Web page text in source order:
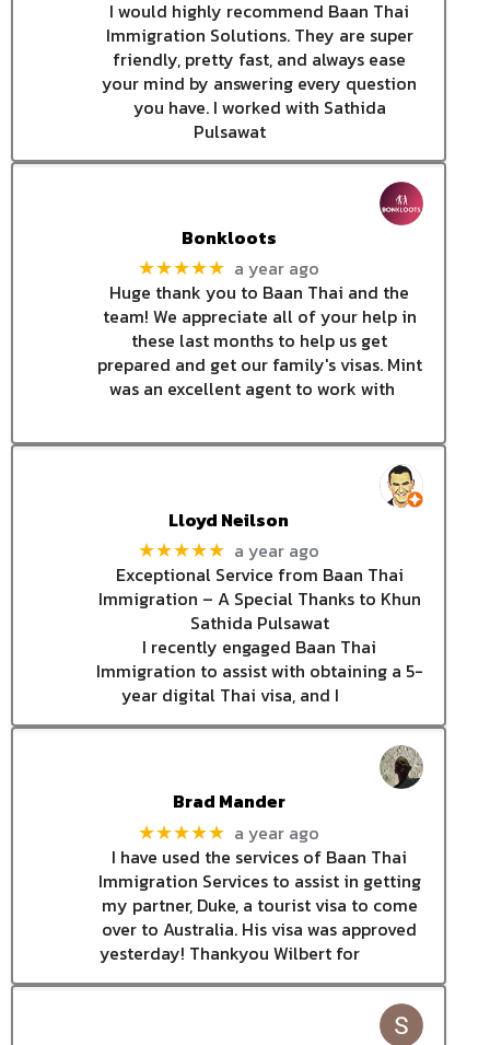
I would highly recommend Baan Thai
Immigration Solutions. They are super
friendly, pretty fast, and always ease
your mind by answering every question
you have. I worked with Sathida
Pulsawat
Bonkloots
★★★★★ a year ago
Huge thank you to Baan Thai and the
team! We appreciate all of your help in
these last months to help us get
prepared and get our family's visas. Mint
was an excellent agent to work with
Lloyd Neilson
★★★★★ a year ago
Exceptional Service from Baan Thai
Immigration – A Special Thanks to Khun
Sathida Pulsawat
I recently engaged Baan Thai
Immigration to assist with obtaining a 5-
year digital Thai visa, and I
Brad Mander
★★★★★ a year ago
I have used the services of Baan Thai
Immigration Services to assist in getting
my partner, Duke, a tourist visa to come
over to Australia. His visa was approved
yesterday! Thankyou Wilbert for